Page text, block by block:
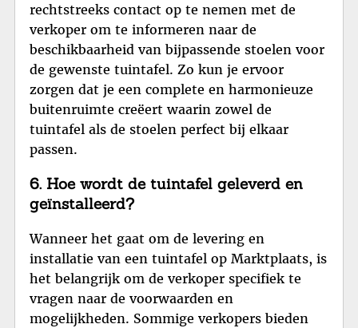
rechtstreeks contact op te nemen met de
verkoper om te informeren naar de
beschikbaarheid van bijpassende stoelen voor
de gewenste tuintafel. Zo kun je ervoor
zorgen dat je een complete en harmonieuze
buitenruimte creëert waarin zowel de
tuintafel als de stoelen perfect bij elkaar
passen.
6. Hoe wordt de tuintafel geleverd en
geïnstalleerd?
Wanneer het gaat om de levering en
installatie van een tuintafel op Marktplaats, is
het belangrijk om de verkoper specifiek te
vragen naar de voorwaarden en
mogelijkheden. Sommige verkopers bieden